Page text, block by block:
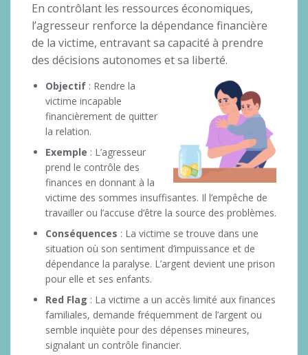
En contrôlant les ressources économiques,
l’agresseur renforce la dépendance financière
de la victime, entravant sa capacité à prendre
des décisions autonomes et sa liberté.
Objectif : Rendre la
victime incapable
financièrement de quitter
la relation.
Exemple : L’agresseur
prend le contrôle des
finances en donnant à la
victime des sommes insuffisantes. Il l’empêche de
travailler ou l’accuse d’être la source des problèmes.
Conséquences : La victime se trouve dans une
situation où son sentiment d’impuissance et de
dépendance la paralyse. L’argent devient une prison
pour elle et ses enfants.
Red Flag : La victime a un accès limité aux finances
familiales, demande fréquemment de l’argent ou
semble inquiète pour des dépenses mineures,
signalant un contrôle financier.